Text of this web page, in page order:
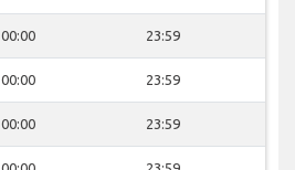
00:00 23:59
00:00 23:59
00:00 23:59